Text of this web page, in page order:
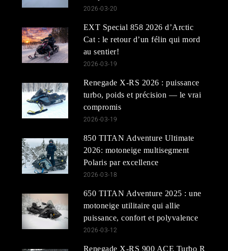
2026-03-20
EXT Special 858 2026 d’Arctic
Cat : le retour d’un félin qui mord
au sentier!
2026-03-19
Renegade X-RS 2026 : puissance
turbo, poids et précision — le vrai
compromis
2026-03-19
850 TITAN Adventure Ultimate
2026: motoneige multisegment
Polaris par excellence
2026-03-18
650 TITAN Adventure 2025 : une
motoneige utilitaire qui allie
puissance, confort et polyvalence
2026-03-12
Renegade X-RS 900 ACE Turbo R